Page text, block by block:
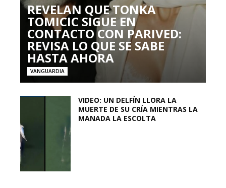
REVELAN QUE TONKA
TOMICIC SIGUE EN
CONTACTO CON PARIVED:
REVISA LO QUE SE SABE
HASTA AHORA
VANGUARDIA
VIDEO: UN DELFÍN LLORA LA
MUERTE DE SU CRÍA MIENTRAS LA
MANADA LA ESCOLTA